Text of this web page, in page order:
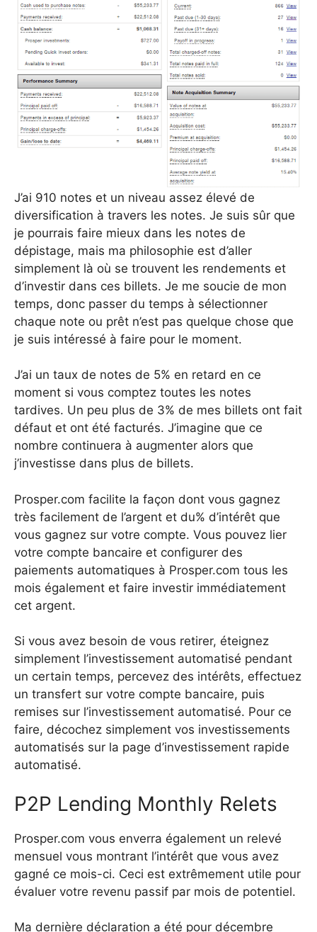
J’ai 910 notes et un niveau assez élevé de
diversification à travers les notes. Je suis sûr que
je pourrais faire mieux dans les notes de
dépistage, mais ma philosophie est d’aller
simplement là où se trouvent les rendements et
d’investir dans ces billets. Je me soucie de mon
temps, donc passer du temps à sélectionner
chaque note ou prêt n’est pas quelque chose que
je suis intéressé à faire pour le moment.
J’ai un taux de notes de 5% en retard en ce
moment si vous comptez toutes les notes
tardives. Un peu plus de 3% de mes billets ont fait
défaut et ont été facturés. J’imagine que ce
nombre continuera à augmenter alors que
j’investisse dans plus de billets.
Prosper.com facilite la façon dont vous gagnez
très facilement de l’argent et du% d’intérêt que
vous gagnez sur votre compte. Vous pouvez lier
votre compte bancaire et configurer des
paiements automatiques à Prosper.com tous les
mois également et faire investir immédiatement
cet argent.
Si vous avez besoin de vous retirer, éteignez
simplement l’investissement automatisé pendant
un certain temps, percevez des intérêts, effectuez
un transfert sur votre compte bancaire, puis
remises sur l’investissement automatisé. Pour ce
faire, décochez simplement vos investissements
automatisés sur la page d’investissement rapide
automatisé.
P2P Lending Monthly Relets
Prosper.com vous enverra également un relevé
mensuel vous montrant l’intérêt que vous avez
gagné ce mois-ci. Ceci est extrêmement utile pour
évaluer votre revenu passif par mois de potentiel.
Ma dernière déclaration a été pour décembre